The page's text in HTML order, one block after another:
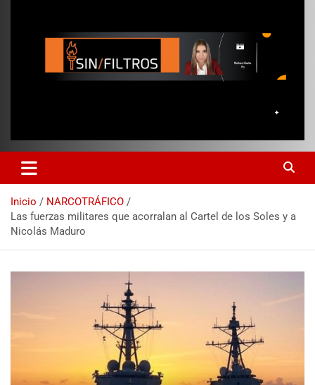
Inicio
NARCOTRÁFICO
Las fuerzas militares que acorralan al Cartel de los Soles y a
Nicolás Maduro